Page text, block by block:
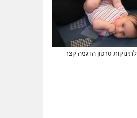
לתינוקות סרטון הדגמה קצר